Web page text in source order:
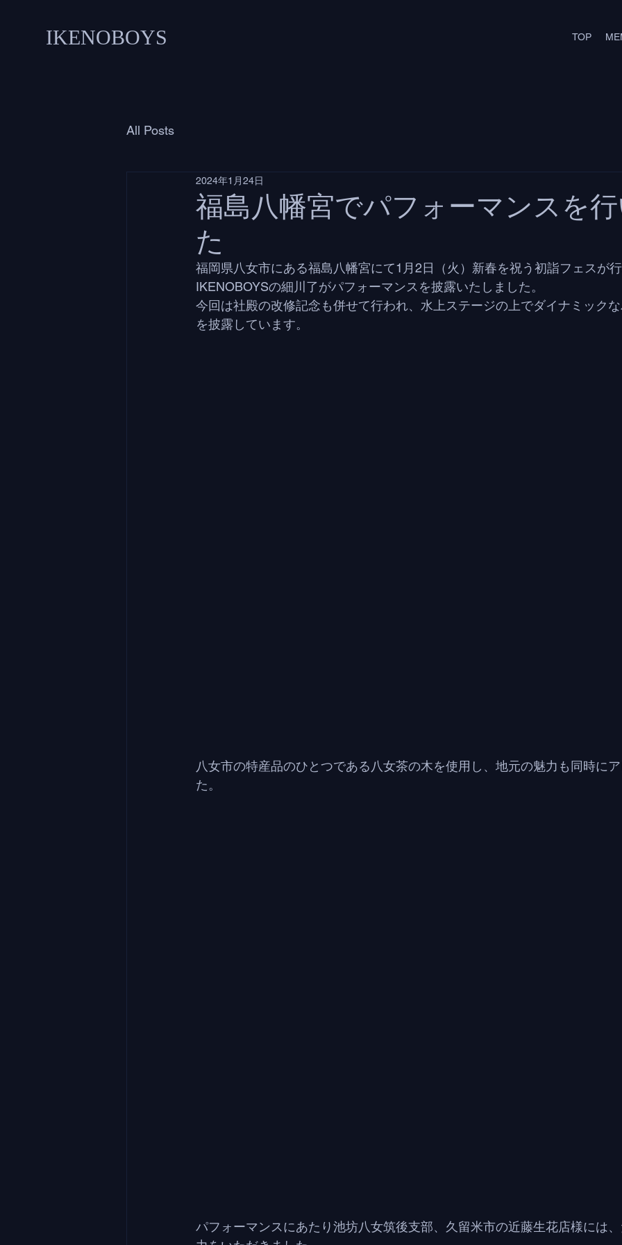
IKENOBOYS TOP
All Posts
福島八幡宮でパフォーマンスを
た
2024年1月24日
福岡県八女市にある福島八幡宮にて1月2日（火）新春を祝う初詣フェスが行
IKENOBOYSの細川了がパフォーマンスを披露いたしました。
今回は社殿の改修記念も併せて行われ、水上ステージの上でダイナミック
を披露しています。
八女市の特産品のひとつである八女茶の木を使用し、地元の魅力も同時に
た。
パフォーマンスにあたり池坊八女筑後支部、久留米市の近藤生花店様には